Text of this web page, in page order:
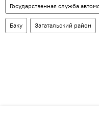
Государственная служба
Баку Загатальский район